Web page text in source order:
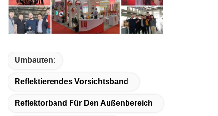
Umbauten:
Reflektierendes Vorsichtsband
Reflektorband Für Den Außenbereich